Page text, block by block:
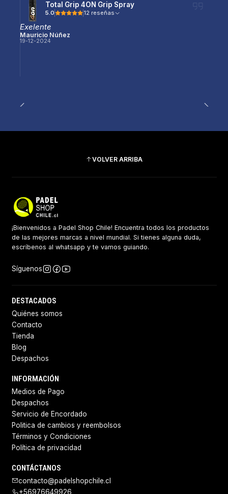
Total Grip 4ON Grip Spray
5.0 12 reseñas
Exelente
Mauricio Núñez
19-12-2024
VOLVER ARRIBA
¡Bienvenidos a Padel Shop Chile! Encuentra todos los productos
de las mejores marcas a nivel mundial. Si tienes alguna duda,
escríbenos al whatsapp y te vamos guiando.
Síguenos
DESTACADOS
Quiénes somos
Contacto
Tienda
Blog
Despachos
INFORMACIÓN
Medios de Pago
Despachos
Servicio de Encordado
Politica de cambios y reembolsos
Términos y Condiciones
Política de privacidad
CONTÁCTANOS
contacto@padelshopchile.cl
+56976649926